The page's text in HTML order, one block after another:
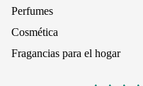
Perfumes
Cosmética
Fragancias para el hogar